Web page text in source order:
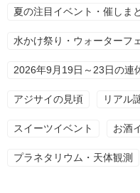
夏の注目イベント・催しま
水かけ祭り・ウォーターフ
2026年9月19日～23日の連
アジサイの見頃 リアル
スイーツイベント お酒
プラネタリウム・天体観測